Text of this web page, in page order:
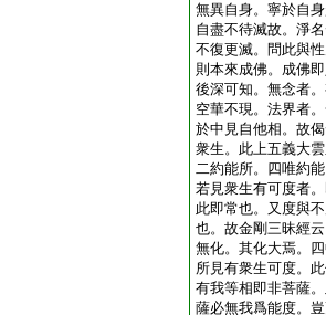
無異自身。寧於自
自盡不待滅故。淨
不復更滅。問此與
則本來成佛。成佛
後深可知。無念者
空華不現。法界者
於中見自他相。故
衆生。此上五義大
二約能所。四唯約
若見衆生有可度者
此即常也。又度與
也。故金剛三昧經
無化。其化大焉。
所見有衆生可度。
有我等相即非菩薩
薩必無我爲能度。